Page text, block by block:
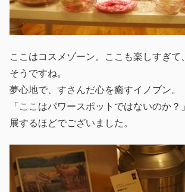
ここはコスメゾーン。ここも楽しすぎて
そうですね。
夢心地で、すさんだ心を癒すイノブン。
「ここはパワースポットではないのか
展するほどでございました。